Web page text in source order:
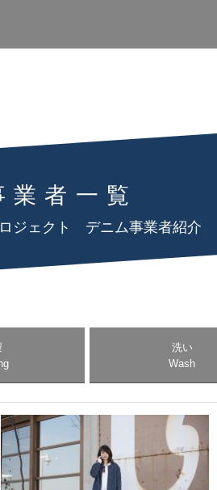
業者一覧
ジェクト デニム事業者紹介
洗い
Wash